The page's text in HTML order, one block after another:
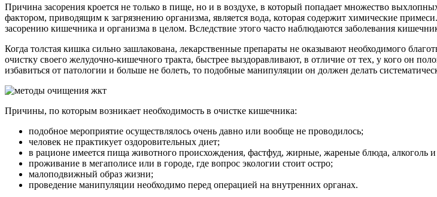
Причина засорения кроется не только в пище, но и в воздухе, в который попадает множество
фактором, приводящим к загрязнению организма, является вода, которая содержит химические
засорению кишечника и организма в целом. Вследствие этого часто наблюдаются заболевания
Когда толстая кишка сильно зашлакована, лекарственные препараты не оказывают необходимого
очистку своего желудочно-кишечного тракта, быстрее выздоравливают, в отличие от тех, у кого он
избавиться от патологии и больше не болеть, то подобные манипуляции он должен делать
Причины, по которым возникает необходимость в очистке кишечника:
подобное мероприятие осуществлялось очень давно или вообще не проводилось;
человек не практикует оздоровительных диет;
в рационе имеется пища животного происхождения, фастфуд, жирные, жареные блюда, алкоголь
проживание в мегаполисе или в городе, где вопрос экологии стоит остро;
малоподвижный образ жизни;
проведение манипуляции необходимо перед операцией на внутренних органах.